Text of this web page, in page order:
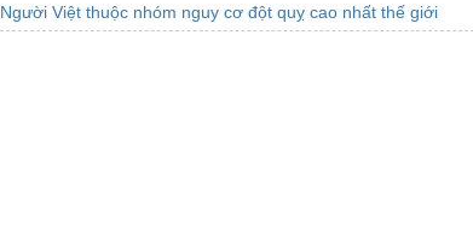
Người Việt thuộc nhóm nguy cơ đột quỵ cao nhất thế giới